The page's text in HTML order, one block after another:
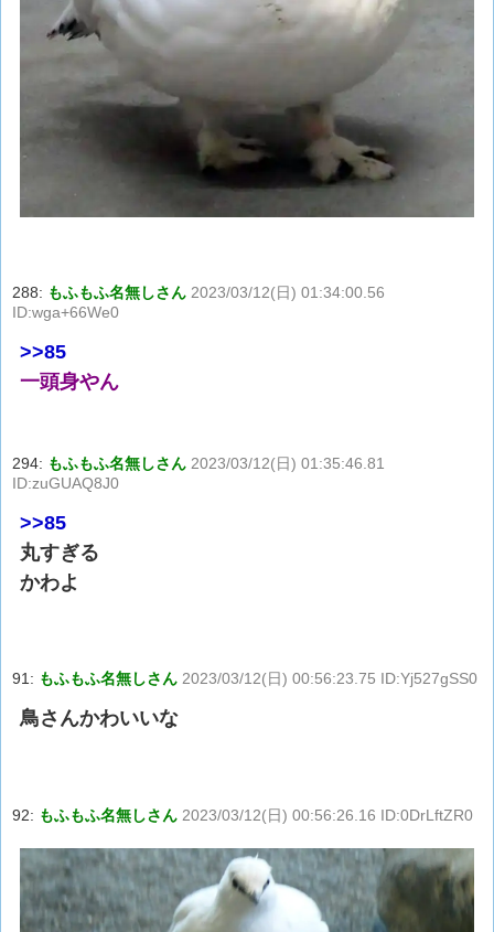
288: もふもふ名無しさん 2023/03/12(日) 01:34:00.56
ID:wga+66We0
>>85
一頭身やん
294: もふもふ名無しさん 2023/03/12(日) 01:35:46.81
ID:zuGUAQ8J0
>>85
丸すぎる
かわよ
91: もふもふ名無しさん 2023/03/12(日) 00:56:23.75 ID:Yj527gSS0
鳥さんかわいいな
92: もふもふ名無しさん 2023/03/12(日) 00:56:26.16 ID:0DrLftZR0